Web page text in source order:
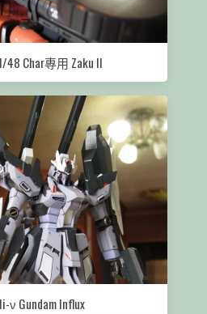
48 Char專用 Zaku II
ν Gundam Influx